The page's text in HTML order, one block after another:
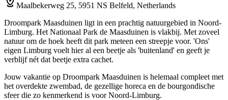
Maalbekerweg 25, 5951 NS Belfeld, Netherlands
Droompark Maasduinen ligt in een prachtig natuurgebied in Noord-
Limburg. Het Nationaal Park de Maasduinen is vlakbij. Met zoveel
natuur om de hoek heeft dit park meteen een streepje voor. 'Ons'
eigen Limburg voelt hier al een beetje als 'buitenland' en geeft je
verblijf nét dat beetje extra cachet.
Jouw vakantie op Droompark Maasduinen is helemaal compleet met
het overdekte zwembad, de gezellige horeca en de bourgondische
sfeer die zo kenmerkend is voor Noord-Limburg.